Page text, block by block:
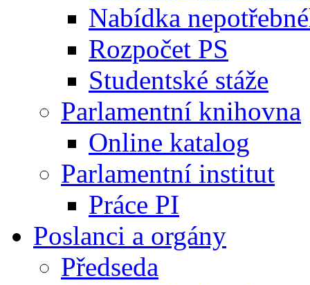
Nabídka
Rozpočet PS
Studentské stáže
Parlamentní knihovna
Online katalog
Parlamentní institut
Práce PI
Poslanci a orgány
Předseda